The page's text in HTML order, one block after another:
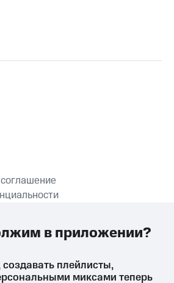
ПРИЛОЖЕНИЕ
плейлисты,
миксами теперь